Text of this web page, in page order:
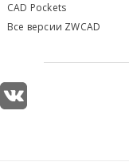
CAD Pockets
Все версии ZWCAD